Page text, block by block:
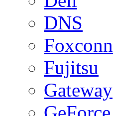
DNS
Foxconn
Fujitsu
Gateway